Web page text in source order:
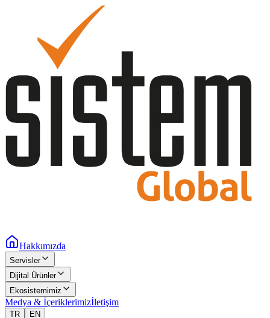
Hakkımızda
Servisler
Dijital Ürünler
Ekosistemimiz
Medya & İçeriklerimizİletişim
TR EN